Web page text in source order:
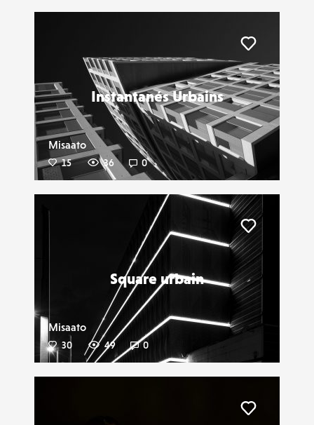
Instantanés Urbains
Misaato
15 36 0
Square urbain
Misaato
30 49 0